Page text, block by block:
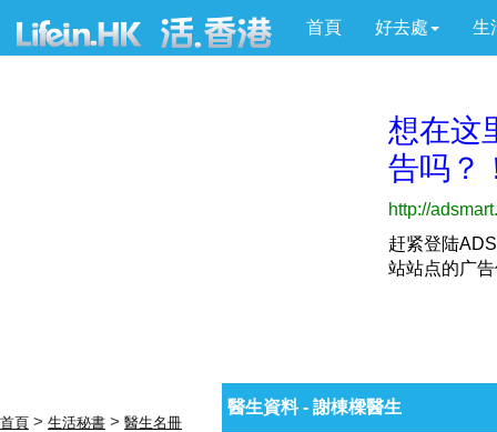
首頁 好去處 生
首頁 > 生活秘書 > 醫生名冊
醫生資料 - 謝棟樑醫生